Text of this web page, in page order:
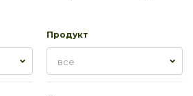
Продукт
все